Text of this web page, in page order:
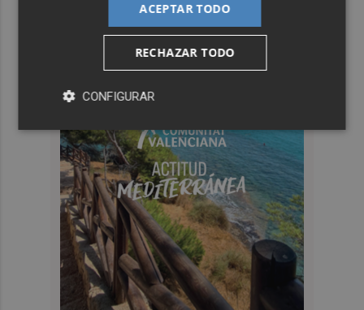
ACEPTAR TODO
RECHAZAR TODO
CONFIGURAR